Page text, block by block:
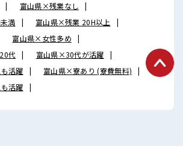
富山県×残業なし
満
富山県×残業 20H以上
富山県×女性多め
代
富山県×30代が活躍
活躍
富山県×寮あり (寮費無料)
活躍